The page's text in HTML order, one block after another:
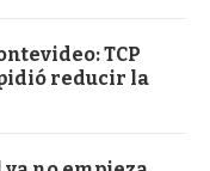
TCP
reducir la